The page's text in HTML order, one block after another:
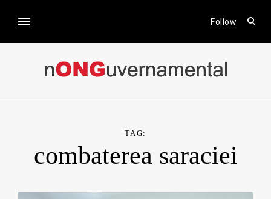
Follow
open
form
nONGuvernamental
TAG:
combaterea saraciei